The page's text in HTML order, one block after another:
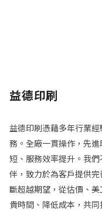
益德印刷
益德印刷憑藉多年行業
務。全廠一貫操作，先
短、服務效率提升。我
伴，致力於為客戶提供
斷超越期望，從估價、
貴時間、降低成本，共